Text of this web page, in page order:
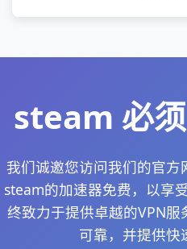
steam 必
我们诚邀您访问我们的官
steam的加速器免费，以享
终致力于提供卓越的VPN
可靠，并提供快